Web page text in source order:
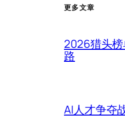
更多文章
2026猎头
路
AI人才争夺